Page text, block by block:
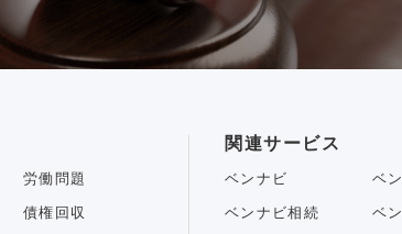
労働問題
債権回収
関連サービス
ベンナビ ベ
ベンナビ相続 ベ